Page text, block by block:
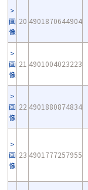
画
像
20 4901870644904
画
像
21 4901004023223
画
像
22 4901880874834
画
像
23 4901777257955